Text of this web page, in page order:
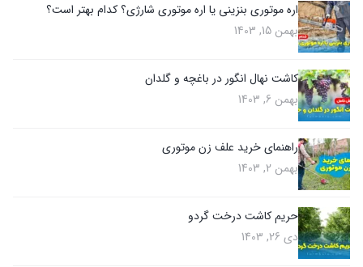
اره موتوری بنزینی یا اره موتوری شارژی؟ کدام بهتر است؟
بهمن 15, 1403
کاشت نهال انگور در باغچه و گلدان
بهمن 6, 1403
راهنمای خرید علف زن موتوری
بهمن 2, 1403
حریم کاشت درخت گردو
دی 26, 1403